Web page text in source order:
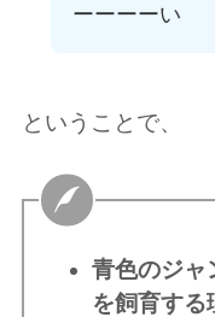
ーーーーい
ということで、
青色のジャ
を飼育する